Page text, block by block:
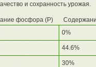
и сохранность урожая.
фосфора (P)
0%
44.6%
30%